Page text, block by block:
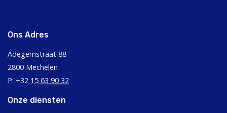
Ons Adres
Adegemstraat 88
2800 Mechelen
P: +32 15 63 90 32
Onze diensten